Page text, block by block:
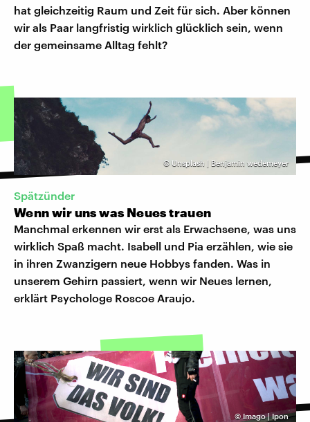
hat gleichzeitig Raum und Zeit für sich. Aber können
wir als Paar langfristig wirklich glücklich sein, wenn
der gemeinsame Alltag fehlt?
© Unsplash | Benjamin wedemeyer
Spätzünder
Wenn wir uns was Neues trauen
Manchmal erkennen wir erst als Erwachsene, was uns
wirklich Spaß macht. Isabell und Pia erzählen, wie sie
in ihren Zwanzigern neue Hobbys fanden. Was in
unserem Gehirn passiert, wenn wir Neues lernen,
erklärt Psychologe Roscoe Araujo.
©Imago | Ipon